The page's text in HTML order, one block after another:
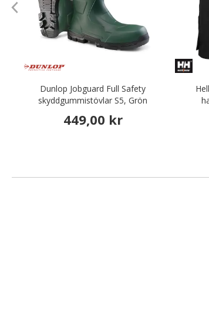
Dunlop Jobguard Full Safety
skyddgummistövlar S5, Grön
449,00 kr